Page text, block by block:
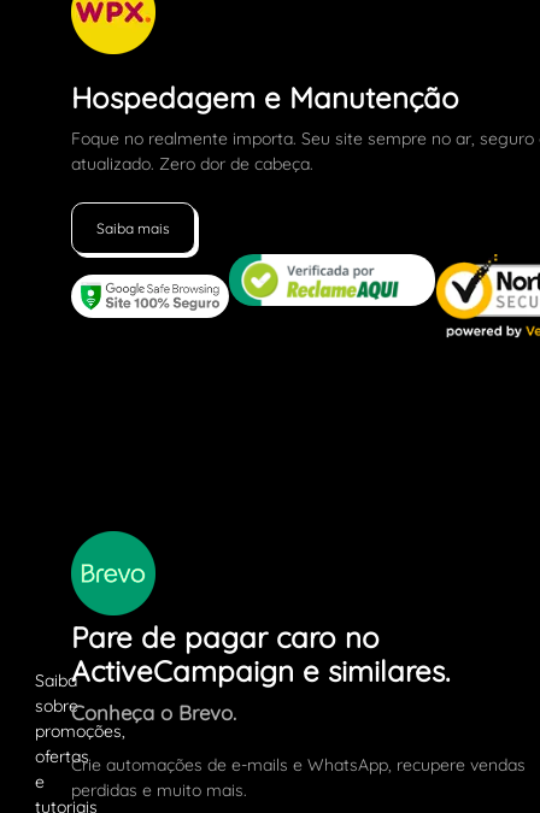
Hospedagem e Manutenção
Foque no realmente importa. Seu site sempre no ar, seguro
atualizado. Zero dor de cabeça.
Saiba mais
Pare de pagar caro no
ActiveCampaign e similares.
Conheça o Brevo.
Crie automações de e-mails e WhatsApp, recupere vendas
perdidas e muito mais.